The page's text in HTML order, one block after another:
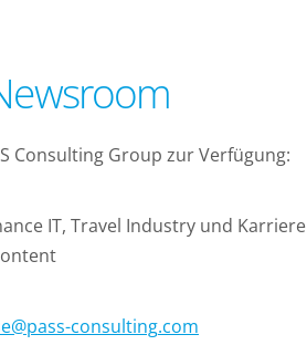
Consulting Group zur Verfügung:
IT, Travel Industry und Karriere
@pass-consulting.com